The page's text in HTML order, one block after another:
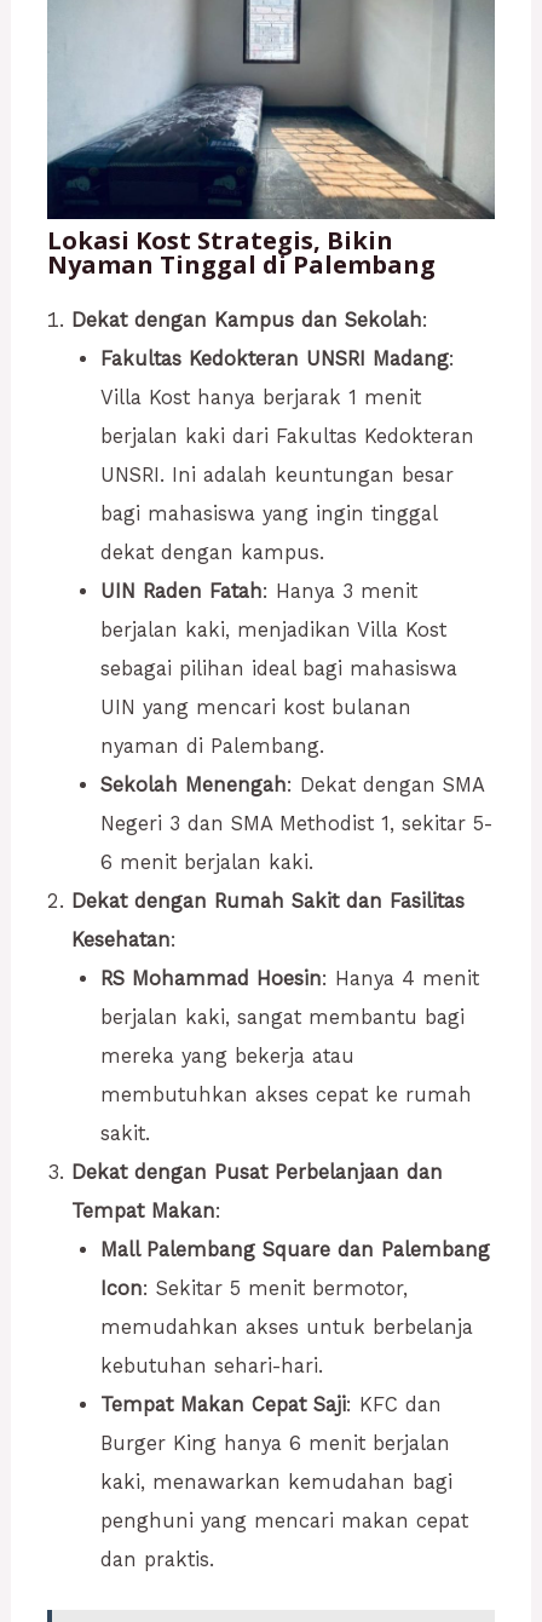
Lokasi Kost Strategis, Bikin
Nyaman Tinggal di Palembang
Dekat dengan Kampus dan Sekolah:
Fakultas Kedokteran UNSRI Madang:
Villa Kost hanya berjarak 1 menit
berjalan kaki dari Fakultas Kedokteran
UNSRI. Ini adalah keuntungan besar
bagi mahasiswa yang ingin tinggal
dekat dengan kampus.
UIN Raden Fatah: Hanya 3 menit
berjalan kaki, menjadikan Villa Kost
sebagai pilihan ideal bagi mahasiswa
UIN yang mencari kost bulanan
nyaman di Palembang.
Sekolah Menengah: Dekat dengan SMA
Negeri 3 dan SMA Methodist 1, sekitar 5-
6 menit berjalan kaki.
Dekat dengan Rumah Sakit dan Fasilitas
Kesehatan:
RS Mohammad Hoesin: Hanya 4 menit
berjalan kaki, sangat membantu bagi
mereka yang bekerja atau
membutuhkan akses cepat ke rumah
sakit.
Dekat dengan Pusat Perbelanjaan dan
Tempat Makan:
Mall Palembang Square dan Palembang
Icon: Sekitar 5 menit bermotor,
memudahkan akses untuk berbelanja
kebutuhan sehari-hari.
Tempat Makan Cepat Saji: KFC dan
Burger King hanya 6 menit berjalan
kaki, menawarkan kemudahan bagi
penghuni yang mencari makan cepat
dan praktis.